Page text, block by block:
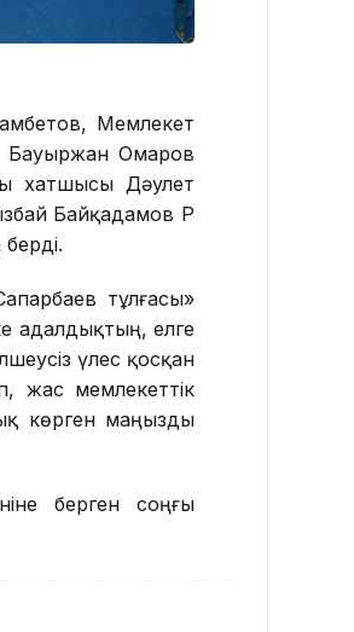
Мемлекет
Бауыржан Омаров
хатшысы Дәулет
Байқадамов ҚР
тұлғасы»
адалдықтың, елге
үлес қосқан
жас мемлекеттік
көрген маңызды
берген соңғы